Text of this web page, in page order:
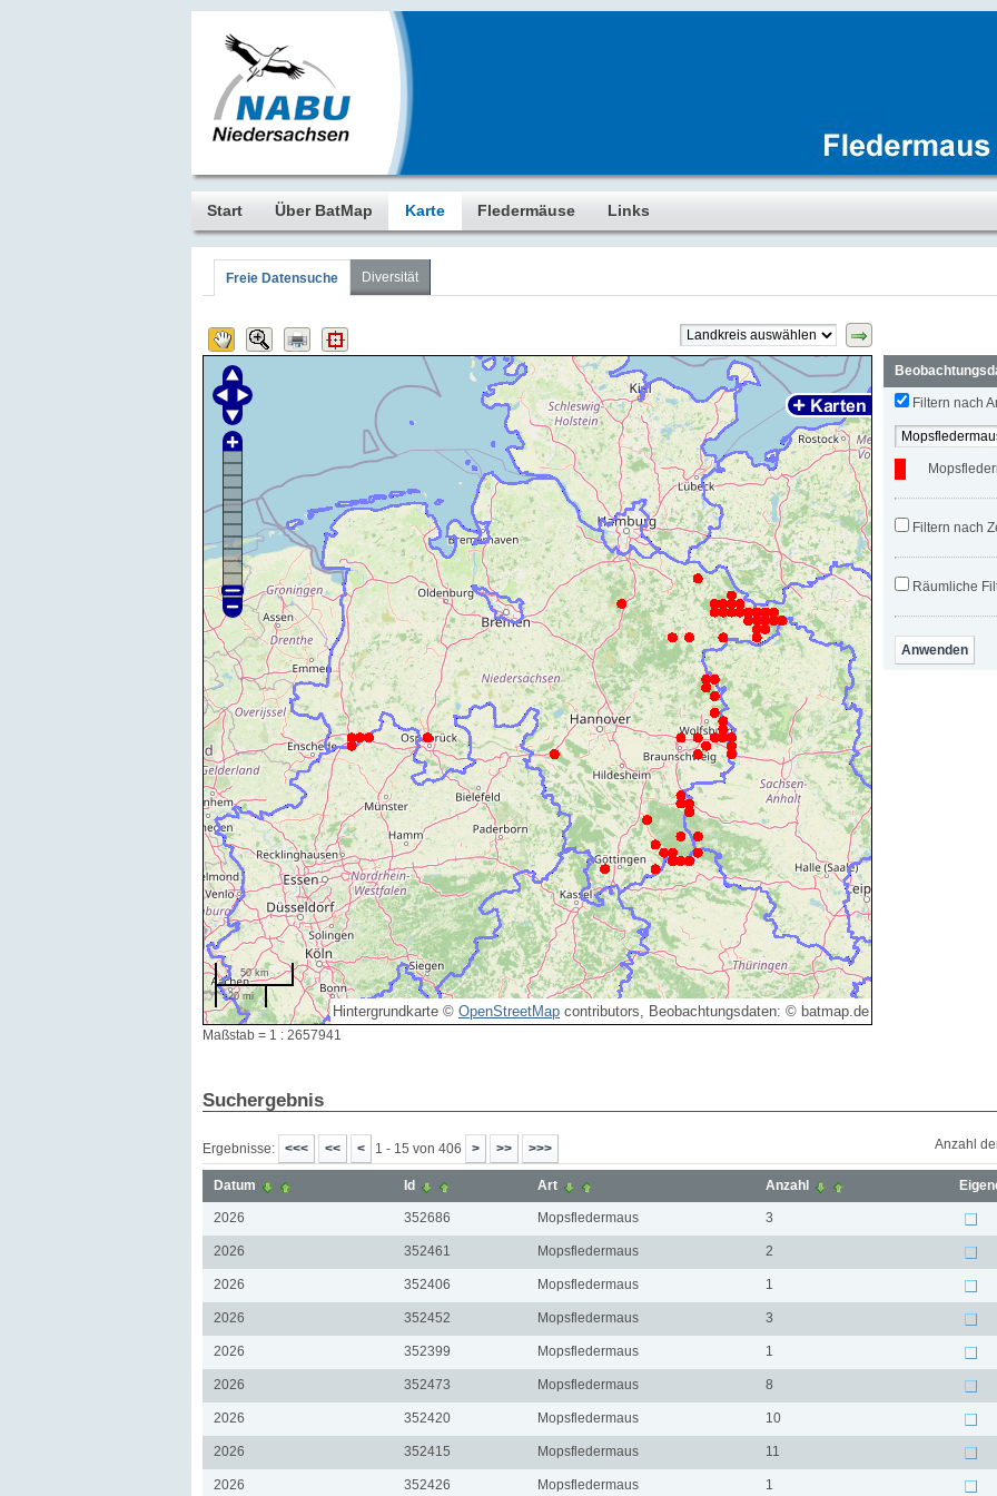
Start Über BatMap Karte Fledermäuse Links
Freie Datensuche Diversität
Hintergrundkarte © OpenStreetMap contributors, Beobachtungsdaten: © batmap.de
50 km
20 mi
Maßstab = 1 : 2657941
Filtern nach
Filtern nach
Räumliche
Suchergebnis
Ergebnisse: 1 - 15 von 406 Anzahl
Datum Id Art Anzahl
2026 352686 Mopsfledermaus 3
2026 352461 Mopsfledermaus 2
2026 352406 Mopsfledermaus 1
2026 352452 Mopsfledermaus 3
2026 352399 Mopsfledermaus 1
2026 352473 Mopsfledermaus 8
2026 352420 Mopsfledermaus 10
2026 352415 Mopsfledermaus 11
2026 352426 Mopsfledermaus 1